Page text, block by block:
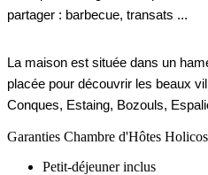
partager : barbecue, transats ...
La maison est située dans un
placée pour découvrir les beaux
Conques, Estaing, Bozouls,
Garanties Chambre d'Hôtes
Petit-déjeuner inclus